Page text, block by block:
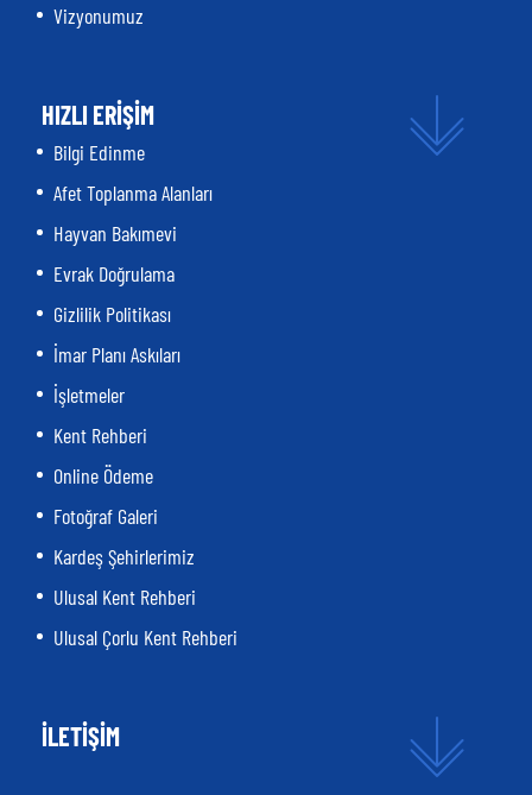
Vizyonumuz
HIZLI ERİŞİM
Bilgi Edinme
Afet Toplanma Alanları
Hayvan Bakımevi
Evrak Doğrulama
Gizlilik Politikası
İmar Planı Askıları
İşletmeler
Kent Rehberi
Online Ödeme
Fotoğraf Galeri
Kardeş Şehirlerimiz
Ulusal Kent Rehberi
Ulusal Çorlu Kent Rehberi
İLETİŞİM